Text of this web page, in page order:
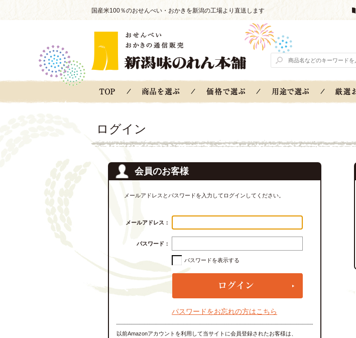
国産米100％のおせんべい・おかきを新潟の工場より直送します
ログイン
会員のお客様
メールアドレスとパスワードを入力してログインしてください。
メールアドレス：
パスワード：
パスワードを表示する
パスワードをお忘れの方はこちら
以前Amazonアカウントを利用して当サイトに会員登録されたお客様は、